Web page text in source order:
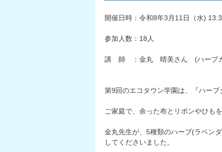
開催日時：令和8年3月11日（水)
参加人数：18人
講 師 ：金丸 晴美さん (ハーブガ
第9回のエコタウン学園は、『ハー
ご家庭で、余った布とリボンやひも
金丸先生が、5種類のハーブ(ラベン
してくださいました。